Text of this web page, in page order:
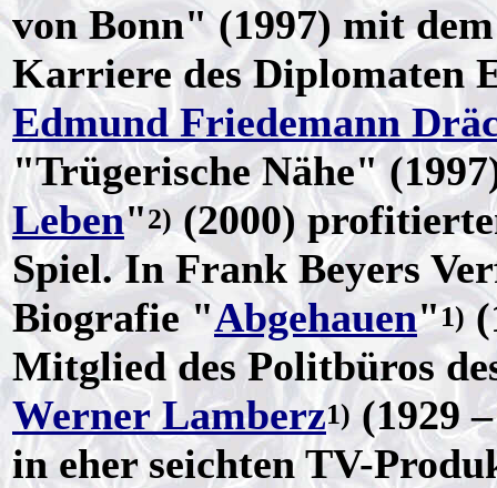
von Bonn" (1997) mit
Karriere des Diplomaten
Edmund Friedemann
"Trügerische Nähe"
Leben"2)(2000)
Spiel. In Frank Beyers
Biografie "Abgehauen"1)
Mitglied des Politbüros
Werner Lamberz1) (1929
in eher seichten TV-